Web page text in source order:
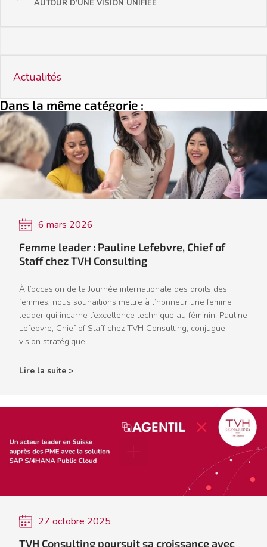
AUTOUR D’UNE VISION UNIFIÉE
Actualités
Dans la même catégorie :
6 mars 2026
Femme leader : Pauline Lefebvre, Chief of
Staff chez TVH Consulting
À l’occasion de la Journée internationale des droits des
femmes, nous souhaitions mettre à l’honneur une femme
leader qui incarne l’excellence technique au féminin. Pauline
Lefebvre, Chief of Staff chez TVH Consulting, conjugue
vision stratégique...
Lire la suite >
27 octobre 2025
TVH Consulting poursuit sa croissance avec